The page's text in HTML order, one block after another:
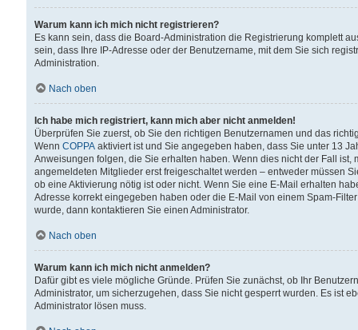
Warum kann ich mich nicht registrieren?
Es kann sein, dass die Board-Administration die Registrierung komplett
sein, dass Ihre IP-Adresse oder der Benutzername, mit dem Sie sich
Administration.
Nach oben
Ich habe mich registriert, kann mich aber nicht anmelden!
Überprüfen Sie zuerst, ob Sie den richtigen Benutzernamen und das
Wenn COPPA aktiviert ist und Sie angegeben haben, dass Sie unter 13
Anweisungen folgen, die Sie erhalten haben. Wenn dies nicht der Fall
angemeldeten Mitglieder erst freigeschaltet werden – entweder müssen
ob eine Aktivierung nötig ist oder nicht. Wenn Sie eine E-Mail erhalten
Adresse korrekt eingegeben haben oder die E-Mail von einem Spam-
wurde, dann kontaktieren Sie einen Administrator.
Nach oben
Warum kann ich mich nicht anmelden?
Dafür gibt es viele mögliche Gründe. Prüfen Sie zunächst, ob Ihr
Administrator, um sicherzugehen, dass Sie nicht gesperrt wurden. Es ist
Administrator lösen muss.